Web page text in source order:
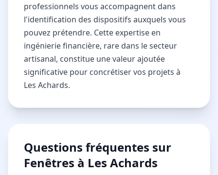
professionnels vous accompagnent dans
l'identification des dispositifs auxquels vous
pouvez prétendre. Cette expertise en
ingénierie financière, rare dans le secteur
artisanal, constitue une valeur ajoutée
significative pour concrétiser vos projets à
Les Achards.
Questions fréquentes sur
Fenêtres à Les Achards